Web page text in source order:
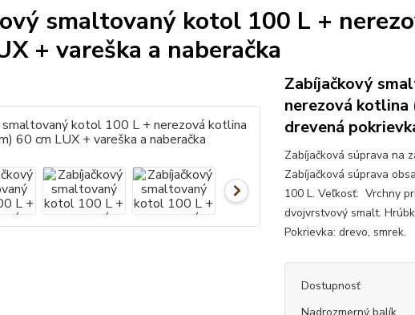
smaltovaný kotol 100 L +
+ vareška a naberačka
Zabíjačkový
nerezová kotlina
drevená
Zabíjačková súprava na
Zabíjačková súprava
100 L. Veľkosť: Vrchny
dvojvrstvový smalt.
Pokrievka: drevo, smrek.
Dostupnosť